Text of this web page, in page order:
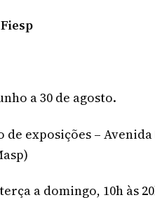
a 30 de agosto.
de exposições –
a domingo, 10h às